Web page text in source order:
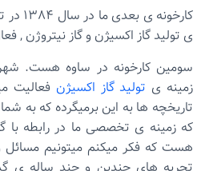
ی تولید گاز اکسیژن و گاز نیتروژن ,
سومین کارخونه در ساوه هست.
زمینه ی تولید گاز اکسیژن فعالیت
تاریخچه ها به این برمیگرده که به
که زمینه ی تخصصی ما در رابطه
هست که فکر میکنم میتونیم مسائل